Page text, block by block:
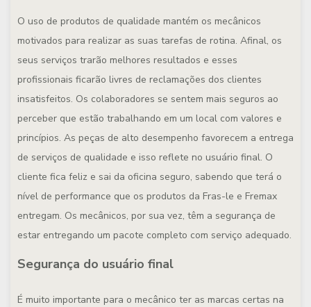
O uso de produtos de qualidade mantém os mecânicos
motivados para realizar as suas tarefas de rotina. Afinal, os
seus serviços trarão melhores resultados e esses
profissionais ficarão livres de reclamações dos clientes
insatisfeitos. Os colaboradores se sentem mais seguros ao
perceber que estão trabalhando em um local com valores e
princípios. As peças de alto desempenho favorecem a entrega
de serviços de qualidade e isso reflete no usuário final. O
cliente fica feliz e sai da oficina seguro, sabendo que terá o
nível de performance que os produtos da Fras-le e Fremax
entregam. Os mecânicos, por sua vez, têm a segurança de
estar entregando um pacote completo com serviço adequado.
Segurança do usuário final
É muito importante para o mecânico ter as marcas certas na